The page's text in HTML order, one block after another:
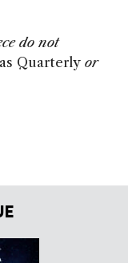
do not
Quarterly or